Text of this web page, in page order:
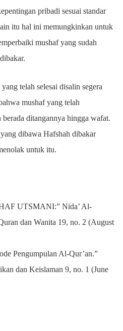
pribadi sesuai standar
itu hal ini memungkinkan untuk
mushaf yang sudah
telah selesai disalin segera
mushaf yang telah
ditangannya hingga wafat.
dibawa Hafshah dibakar
untuk itu.
UTSMANI:” Nida’ Al-
dan Wanita 19, no. 2 (August
Pengumpulan Al-Qur’an.”
dan Keislaman 9, no. 1 (June